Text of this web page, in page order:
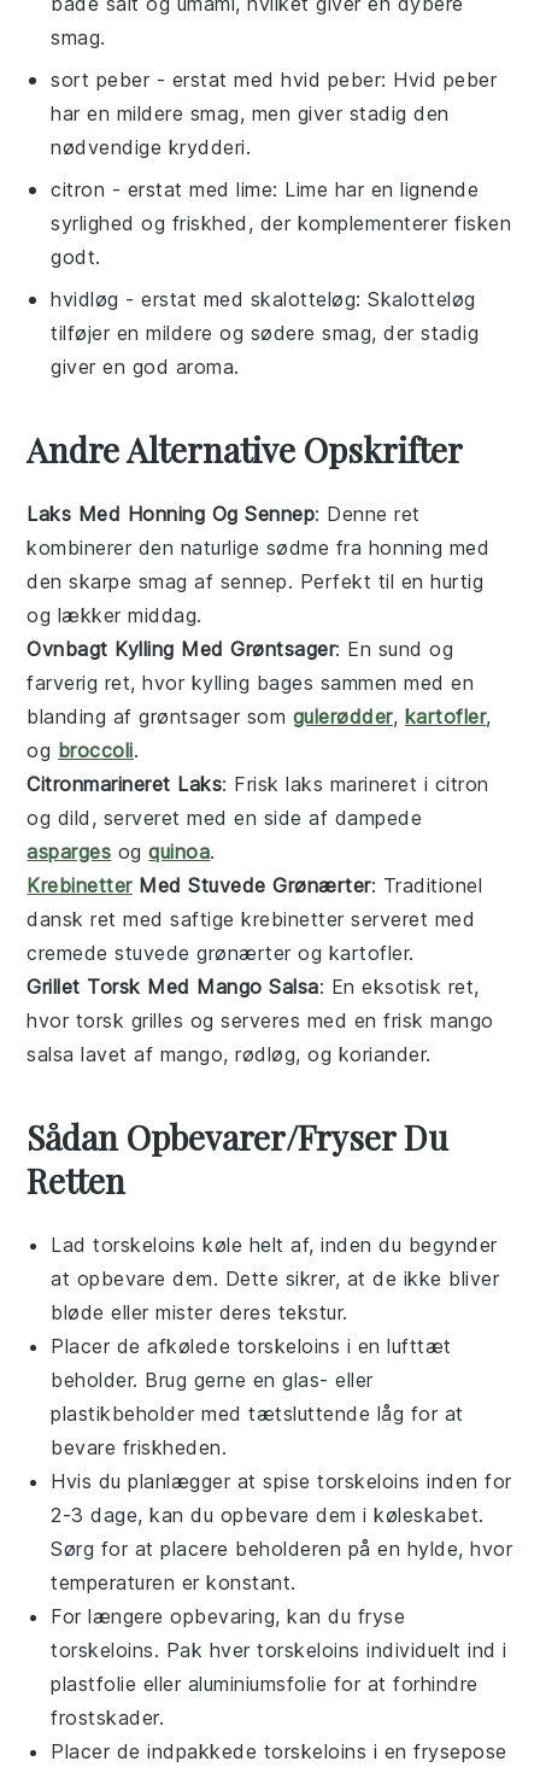
smag.
sort peber - erstat medhvid peber: Hvid peber
har en mildere smag, men giver stadig den
nødvendige krydderi.
citron - erstat medlime: Lime har en lignende
syrlighed og friskhed, der komplementerer fisken
godt.
hvidløg - erstat med skalotteløg: Skalotteløg
tilføjer en mildere og sødere smag, der stadig
giver en god aroma.
Andre Alternative Opskrifter
Laks Med Honning Og Sennep: Denne ret
kombinerer den naturlige sødme fra honning med
den skarpe smag af sennep. Perfekt til en hurtig
og lækker middag.
Ovnbagt Kylling Med Grøntsager: En sund og
farverig ret, hvor kylling bages sammen med en
blanding afgrøntsager som gulerødder, kartofler,
og broccoli.
Citronmarineret Laks: Frisklaks marineret i citron
og dild , serveret med en side af dampede
asparges ogquinoa.
KrebinetterMed Stuvede Grønærter: Traditionel
dansk ret med saftigekrebinetter serveret med
cremedestuvede grønærter og kartofler.
Grillet Torsk Med Mango Salsa: En eksotisk ret,
hvor torsk grilles og serveres med en friskmango
salsa lavet af mango,rødløg, og koriander.
Sådan Opbevarer/Fryser Du
Retten
Ladtorskeloins køle helt af, inden du begynder
at opbevare dem. Dette sikrer, at de ikke bliver
bløde eller mister deres tekstur.
Placer de afkølede torskeloins i en lufttæt
beholder. Brug gerne en glas- eller
plastikbeholder med tætsluttende låg for at
bevare friskheden.
Hvis du planlægger at spisetorskeloins inden for
2-3 dage, kan du opbevare dem i køleskabet.
Sørg for at placere beholderen på en hylde, hvor
temperaturen er konstant.
For længere opbevaring, kan du fryse
torskeloins. Pak hvertorskeloins individuelt ind i
plastfolie eller aluminiumsfolie for at forhindre
frostskader.
Placer de indpakkede torskeloins i en frysepose